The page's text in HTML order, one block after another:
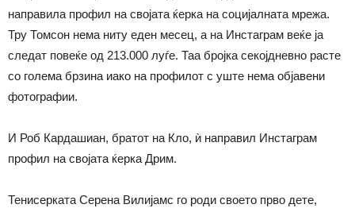
направила профил на својата ќерка на социјалната мрежа.
Тру Томсон нема ниту еден месец, а на Инстаграм веќе ја
следат повеќе од 213.000 луѓе. Таа бројка секојдневно расте
со голема брзина иако на профилот с уште нема објавени
фотографии.
И Роб Кардашиан, братот на Кло, ѝ направил Инстаграм
профил на својата ќерка Дрим.
Тенисерката Серена Вилијамс го роди своето прво дете,